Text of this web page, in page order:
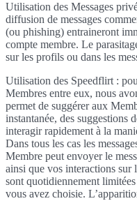
Utilisation des Messages
diffusion de messages
(ou phishing) entraineront
compte membre. Le
sur les profils ou dans les
Utilisation des Speedflirt :
Membres entre eux, nous
permet de suggérer aux
instantanée, des suggestions
interagir rapidement à la
Dans tous les cas les
Membre peut envoyer le
ainsi que vos interactions
sont quotidiennement
vous avez choisie.